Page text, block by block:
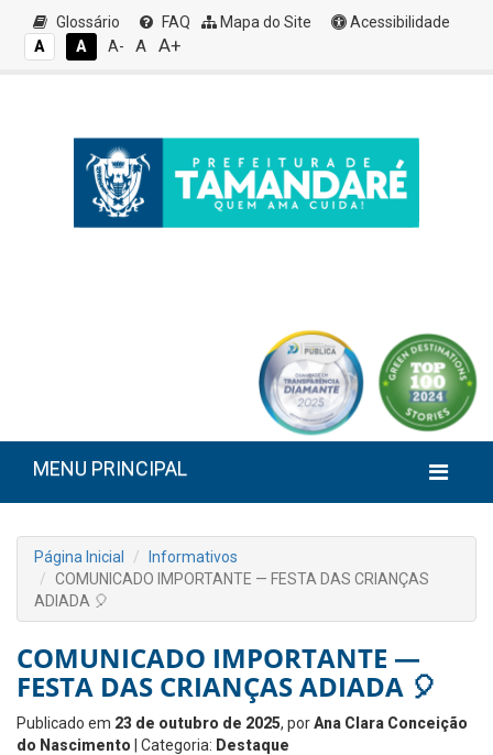
Glossário FAQ Mapa do Site
Acessibilidade
A
A A- A A+
MENU PRINCIPAL
Página Inicial
Informativos
COMUNICADO IMPORTANTE — FESTA DAS CRIANÇAS
ADIADA 🎈
COMUNICADO IMPORTANTE —
FESTA DAS CRIANÇAS ADIADA 🎈
Publicado em 23 de outubro de 2025, porAna Clara Conceição
do Nascimento | Categoria: Destaque